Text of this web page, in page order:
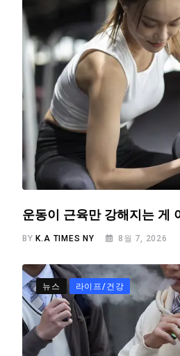
운동이 근육만 강해지는 게
BY K.A TIMES NY 8월 7, 2026
뉴스 라이프/건강